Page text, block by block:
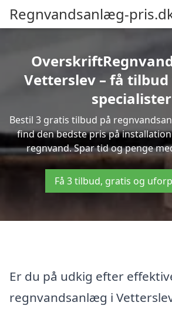
Regnvandsanlæg-
Vetterslev – få
specialister
Bestil 3 gratis tilbud på
find den bedste pris på
regnvand. Spar tid og penge
Få 3 tilbud, gratis og
Er du på udkig efter
regnvandsanlæg i